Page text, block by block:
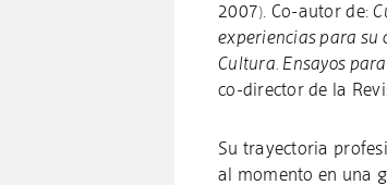
2007). Co-autor de:
experiencias para su
Cultura. Ensayos
co-director de la
Su trayectoria
al momento en una